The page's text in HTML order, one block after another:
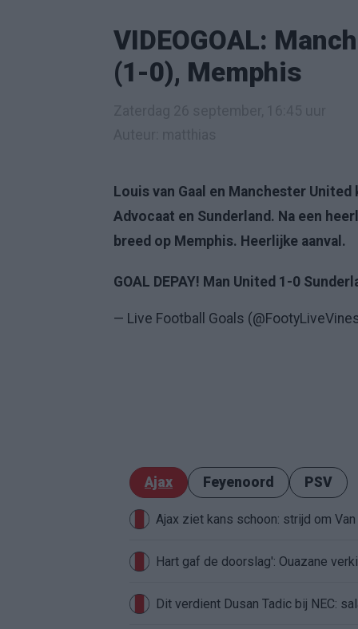
VIDEOGOAL:
(1-0), Memphis
Louis van Gaal en Manchester
Advocaat en Sunderland. Na een
breed op Memphis. Heerlijke aanval.
GOAL DEPAY! Man United 1-0
— Live Football Goals
Ajax Feyenoord PSV
Ajax ziet kans schoon: strijd om
Hart gaf de doorslag': Ouazane
Dit verdient Dusan Tadic bij NEC: